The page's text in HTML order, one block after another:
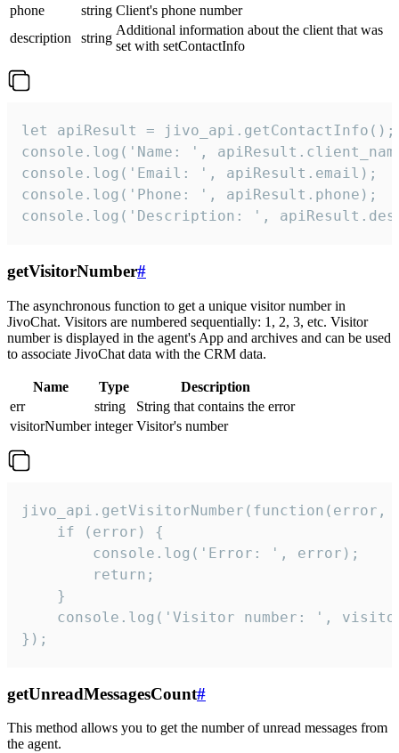
phone
string Client's phone number
description
string
Additional information about the client that was
set with setContactInfo
let apiResult = jivo_api.getContactInfo();
console.log('Name: ',
console.log('Email: ', apiResult.email);
console.log('Phone: ', apiResult.phone);
console.log('Description: ',
getVisitorNumber#
The asynchronous function to get a unique visitor number in
JivoChat. Visitors are numbered sequentially: 1, 2, 3, etc. Visitor
number is displayed in the agent's App and archives and can be used
to associate JivoChat data with the CRM data.
Name Type
Description
err
string
String that contains the error
visitorNumber integer Visitor's number
jivo_api.getVisitorNumber(function(error,
    if (error) {
        console.log('Error: ', error);
        return;
    }
console.log('Visitor number: ',
});
getUnreadMessagesCount#
This method allows you to get the number of unread messages from
the agent.